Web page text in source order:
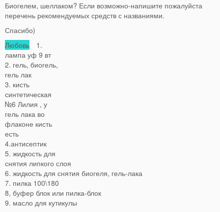
Биогелем, шеллаком? Если возможно-напишите пожалуйста
перечень рекомендуемых средств с названиями.
Спасибо)
Любовь 1.
лампа уф 9 вт
2. гель, биогель,
гель лак
3. кисть
синтетическая
№6 Лилия , у
гель лака во
флаконе кисть
есть
4.антисептик
5. жидкость для
снятия липкого слоя
6. жидкость для снятия биогеля, гель-лака
7. пилка 100\180
8, буфер блок или пилка-блок
9. масло для кутикулы